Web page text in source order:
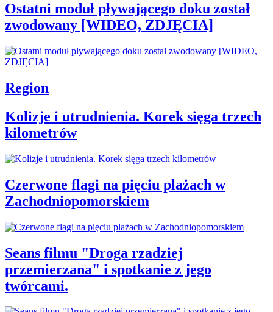
Ostatni moduł pływającego doku został
zwodowany [WIDEO, ZDJĘCIA]
Region
Kolizje i utrudnienia. Korek sięga trzech
kilometrów
Czerwone flagi na pięciu plażach w
Zachodniopomorskiem
Seans filmu "Droga rzadziej
przemierzana" i spotkanie z jego
twórcami.